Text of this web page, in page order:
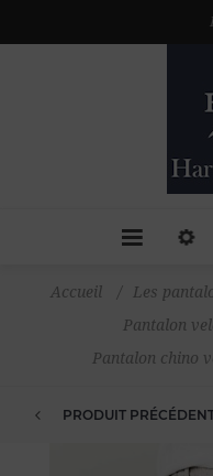
Accueil / Les
Pantalon
Pantalon chino
PRODUIT